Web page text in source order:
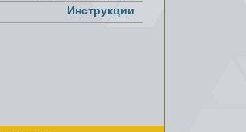
Инструкции